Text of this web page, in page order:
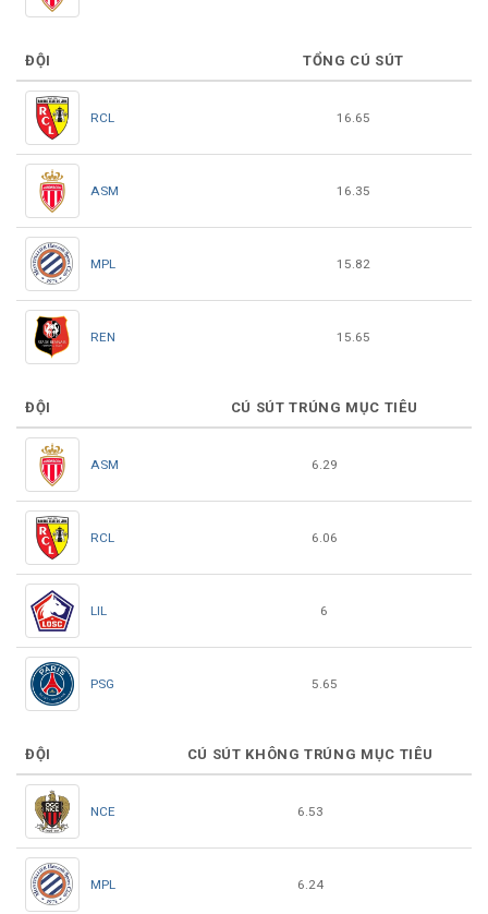
ĐỘI TỔNG CÚ SÚT
RCL 16.65
ASM 16.35
MPL 15.82
REN 15.65
ĐỘI CÚ SÚT TRÚNG MỤC TIÊU
ASM 6.29
RCL 6.06
LIL 6
PSG 5.65
ĐỘI CÚ SÚT KHÔNG TRÚNG MỤC TIÊU
NCE 6.53
MPL 6.24